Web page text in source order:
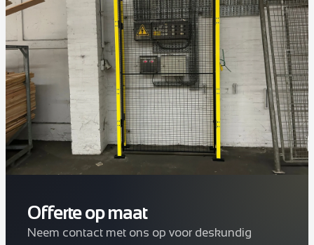
Offerte op maat
Neem contact met ons op voor deskundig